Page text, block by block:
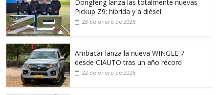
Dongfeng lanza las totalmente nuevas
Pickup Z9: híbrida y a diésel
23 de enero de 2026
Ambacar lanza la nueva WINGLE 7
desde CIAUTO tras un año récord
22 de enero de 2026